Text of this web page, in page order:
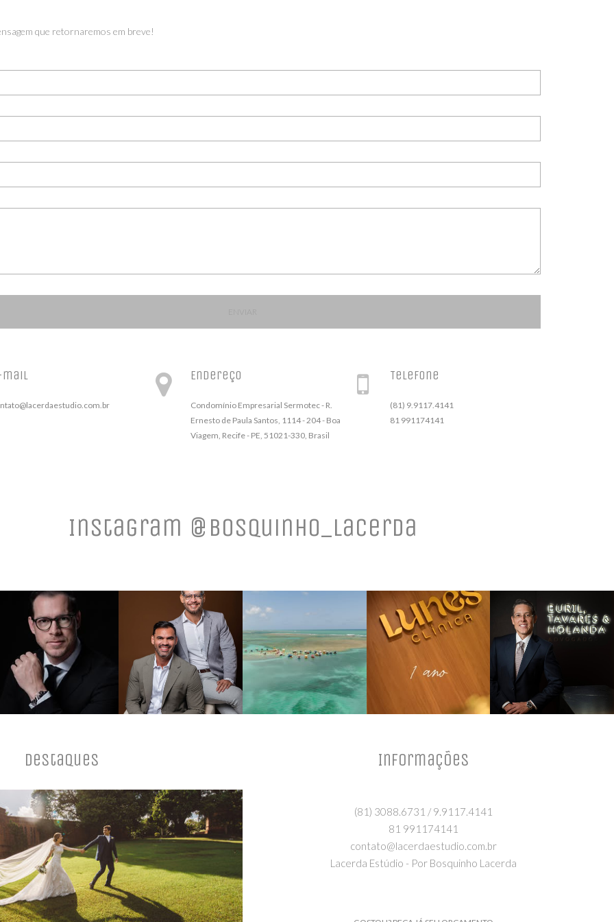
que retornaremos em breve!
mail Endereço
Condomínio Empresarial Sermotec - R.
Ernesto de Paula Santos, 1114 - 204 - Boa
Viagem, Recife - PE, 51021-330, Brasil
Telefone
(81) 9.9117.4141
81 991174141
Instagram @bosquinho_lacerda
Destaques Informações
(81) 3088.6731 / 9.9117.4141
81 991174141
contato@lacerdaestudio.com.br
Lacerda Estúdio - Por Bosquinho Lacerda